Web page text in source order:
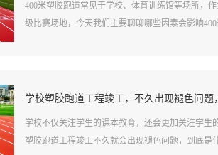
400米塑胶跑道常见于学校、体育训练馆等场所，
级比赛场地，今天我们主要聊聊哪些因素会影响400
学校塑胶跑道工程竣工，不久出现褪色问题
学校不仅关注学生的课本教育，还会更加关注学
塑胶跑道工程竣工不久就会出现褪色问题，到底是